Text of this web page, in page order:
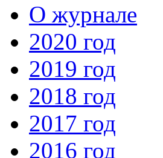
О журнале
2020 год
2019 год
2018 год
2017 год
2016 год